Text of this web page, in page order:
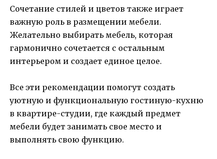
Сочетание стилей и цветов также играет
важную роль в размещении мебели.
Желательно выбирать мебель, которая
гармонично сочетается с остальным
интерьером и создает единое целое.
Все эти рекомендации помогут создать
уютную и функциональную гостиную-кухню
в квартире-студии, где каждый предмет
мебели будет занимать свое место и
выполнять свою функцию.